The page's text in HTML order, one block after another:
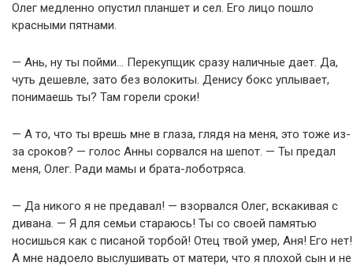
Олег медленно опустил планшет и сел. Его лицо пошло
красными пятнами.
— Ань, ну ты пойми… Перекупщик сразу наличные дает. Да,
чуть дешевле, зато без волокиты. Денису бокс уплывает,
понимаешь ты? Там горели сроки!
— А то, что ты врешь мне в глаза, глядя на меня, это тоже из-
за сроков? — голос Анны сорвался на шепот. — Ты предал
меня, Олег. Ради мамы и брата-лоботряса.
— Да никого я не предавал! — взорвался Олег, вскакивая с
дивана. — Я для семьи стараюсь! Ты со своей памятью
носишься как с писаной торбой! Отец твой умер, Аня! Его нет!
А мне надоело выслушивать от матери, что я плохой сын и не